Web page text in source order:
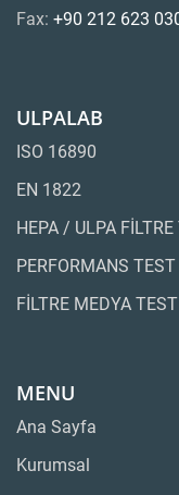
Fax: +90 212 623
ULPALAB
ISO 16890
EN 1822
HEPA / ULPA
PERFORMANS
FİLTRE MEDYA
MENU
Ana Sayfa
Kurumsal